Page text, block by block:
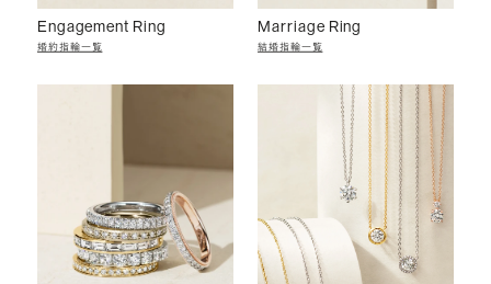
Engagement Ring
婚約指輪一覧
Marriage Ring
結婚指輪一覧